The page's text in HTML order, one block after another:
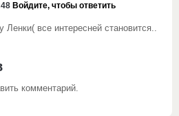
Войдите, чтобы ответить
Ленки( все интересней становится..
комментарий.